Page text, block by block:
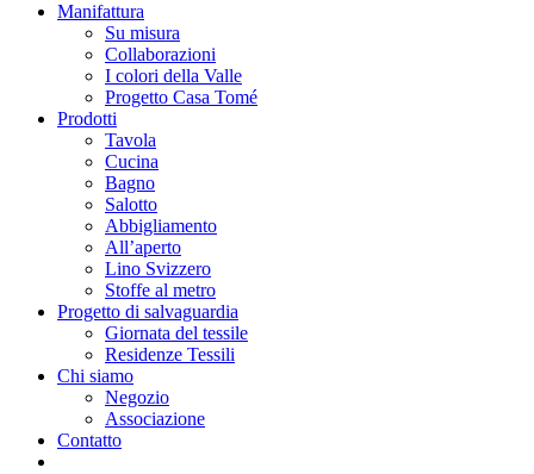
Manifattura
Su misura
Collaborazioni
I colori della Valle
Progetto Casa Tomé
Prodotti
Tavola
Cucina
Bagno
Salotto
Abbigliamento
All’aperto
Lino Svizzero
Stoffe al metro
Progetto di salvaguardia
Giornata del tessile
Residenze Tessili
Chi siamo
Negozio
Associazione
Contatto